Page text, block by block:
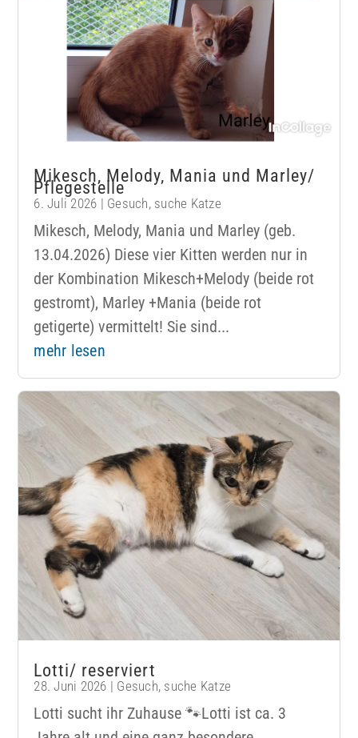
Mikesch, Melody, Mania und Marley/
Pflegestelle
6. Juli 2026 | Gesuch, suche Katze
Mikesch, Melody, Mania und Marley (geb.
13.04.2026) Diese vier Kitten werden nur in
der Kombination Mikesch+Melody (beide rot
gestromt), Marley +Mania (beide rot
getigerte) vermittelt! Sie sind...
mehr lesen
Lotti/ reserviert
28. Juni 2026 | Gesuch, suche Katze
Lotti sucht ihr Zuhause 🐾Lotti ist ca. 3